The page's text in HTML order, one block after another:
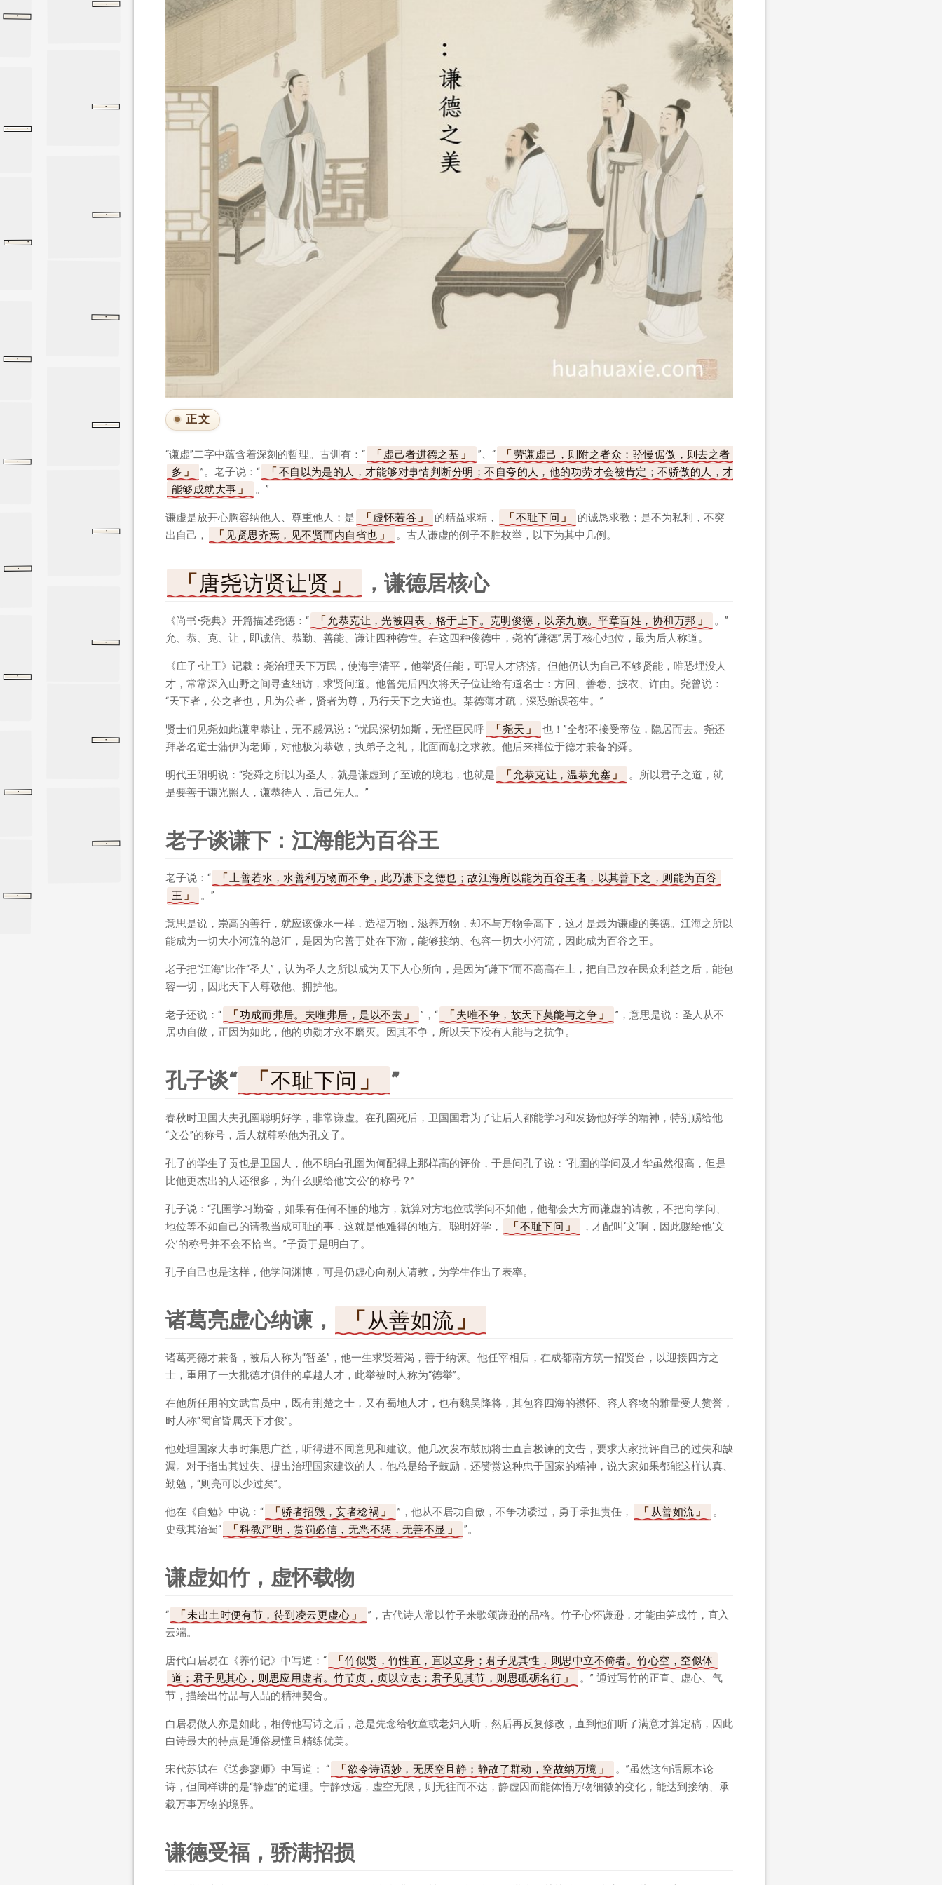
参寥师
·
送参寥师
·
·
·
·
二章
·
竹
古代题画诗
·
仁
·
二十二章
·
第二十二章
德之效
·
谦德之效
学
·
让王
·
公冶长
·
第十五章
·
第十五章
公冶长
·
成公八年
·
成公八年
谦德之效
了凡四训
·
谦德之效
精诚
·
西铭
·
泰伯
·
正文
“谦虚”二字中蕴含着深刻的哲理。古训有：“ 虚己者进德之基 ”、“
劳谦虚己，则附之者众；骄慢倨傲，则去之者
多
”。老子说：“
不自以为是的人，才能够对事情判断分明；不自夸的人，他的功劳才会被肯定；不骄傲的人，才
能够成就大事
。”
谦虚是放开心胸容纳他人、尊重他人；是 虚怀若谷 的精益求精， 不耻下问
的诚恳求教；是不为私利，不突
出自己，
见贤思齐焉，见不贤而内自省也 。古人谦虚的例子不胜枚举，以下为其中几例。
唐尧访贤让贤 ，谦德居核心
《尚书•尧典》开篇描述尧德：“ 允恭克让，光被四表，格于上下。克明俊德，以亲九族。平章百姓，协和万邦
。”
允、恭、克、让，即诚信、恭勤、善能、谦让四种德性。在这四种俊德中，尧的“谦德”居于核心地位，最为后人称道。
《庄子•让王》记载：尧治理天下万民，使海宇清平，他举贤任能，可谓人才济济。但他仍认为自己不够贤能，唯恐埋没人
才，常常深入山野之间寻查细访，求贤问道。他曾先后四次将天子位让给有道名士：方回、善卷、披衣、许由。尧曾说：
“天下者，公之者也，凡为公者，贤者为尊，乃行天下之大道也。某德薄才疏，深恐贻误苍生。”
贤士们见尧如此谦卑恭让，无不感佩说：“忧民深切如斯，无怪臣民呼 尧天
也！”全都不接受帝位，隐居而去。尧还
拜著名道士蒲伊为老师，对他极为恭敬，执弟子之礼，北面而朝之求教。他后来禅位于德才兼备的舜。
明代王阳明说：“尧舜之所以为圣人，就是谦虚到了至诚的境地，也就是 允恭克让，温恭允塞
。所以君子之道，就
是要善于谦光照人，谦恭待人，后己先人。”
老子谈谦下：江海能为百谷王
老子说：“
上善若水，水善利万物而不争，此乃谦下之德也；故江海所以能为百谷王者，以其善下之，则能为百谷
王
。”
意思是说，崇高的善行，就应该像水一样，造福万物，滋养万物，却不与万物争高下，这才是最为谦虚的美德。江海之所以
能成为一切大小河流的总汇，是因为它善于处在下游，能够接纳、包容一切大小河流，因此成为百谷之王。
老子把“江海”比作“圣人”，认为圣人之所以成为天下人心所向，是因为“谦下”而不高高在上，把自己放在民众利益之后，能包
容一切，因此天下人尊敬他、拥护他。
老子还说：“ 功成而弗居。夫唯弗居，是以不去 ”，“ 夫唯不争，故天下莫能与之争
”，意思是说：圣人从不
居功自傲，正因为如此，他的功勋才永不磨灭。因其不争，所以天下没有人能与之抗争。
孔子谈“ 不耻下问 ”
春秋时卫国大夫孔圉聪明好学，非常谦虚。在孔圉死后，卫国国君为了让后人都能学习和发扬他好学的精神，特别赐给他
“文公”的称号，后人就尊称他为孔文子。
孔子的学生子贡也是卫国人，他不明白孔圉为何配得上那样高的评价，于是问孔子说：“孔圉的学问及才华虽然很高，但是
比他更杰出的人还很多，为什么赐给他‘文公’的称号？”
孔子说：“孔圉学习勤奋，如果有任何不懂的地方，就算对方地位或学问不如他，他都会大方而谦虚的请教，不把向学问、
地位等不如自己的请教当成可耻的事，这就是他难得的地方。聪明好学，
不耻下问
，才配叫‘文’啊，因此赐给他‘文
公’的称号并不会不恰当。”子贡于是明白了。
孔子自己也是这样，他学问渊博，可是仍虚心向别人请教，为学生作出了表率。
诸葛亮虚心纳谏， 从善如流
诸葛亮德才兼备，被后人称为“智圣”，他一生求贤若渴，善于纳谏。他任宰相后，在成都南方筑一招贤台，以迎接四方之
士，重用了一大批德才俱佳的卓越人才，此举被时人称为“德举”。
在他所任用的文武官员中，既有荆楚之士，又有蜀地人才，也有魏吴降将，其包容四海的襟怀、容人容物的雅量受人赞誉，
时人称“蜀官皆属天下才俊”。
他处理国家大事时集思广益，听得进不同意见和建议。他几次发布鼓励将士直言极谏的文告，要求大家批评自己的过失和缺
漏。对于指出其过失、提出治理国家建议的人，他总是给予鼓励，还赞赏这种忠于国家的精神，说大家如果都能这样认真、
勤勉，“则亮可以少过矣”。
他在《自勉》中说：“ 骄者招毁，妄者稔祸 ”，他从不居功自傲，不争功诿过，勇于承担责任， 从善如流
。
史载其治蜀“
科教严明，赏罚必信，无恶不惩，无善不显 ”。
谦虚如竹，虚怀载物
“ 未出土时便有节，待到凌云更虚心
”，古代诗人常以竹子来歌颂谦逊的品格。竹子心怀谦逊，才能由笋成竹，直入
云端。
唐代白居易在《养竹记》中写道：“
竹似贤，竹性直，直以立身；君子见其性，则思中立不倚者。竹心空，空似体
道；君子见其心，则思应用虚者。竹节贞，贞以立志；君子见其节，则思砥砺名行
。” 通过写竹的正直、虚心、气
节，描绘出竹品与人品的精神契合。
白居易做人亦是如此，相传他写诗之后，总是先念给牧童或老妇人听，然后再反复修改，直到他们听了满意才算定稿，因此
白诗最大的特点是通俗易懂且精练优美。
宋代苏轼在《送参寥师》中写道： “ 欲令诗语妙，无厌空且静；静故了群动，空故纳万境
。”虽然这句话原本论
诗，但同样讲的是“静虚”的道理。宁静致远，虚空无限，则无往而不达，静虚因而能体悟万物细微的变化，能达到接纳、承
载万事万物的境界。
谦德受福，骄满招损